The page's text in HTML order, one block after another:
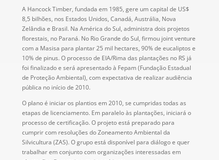
A Hancock Timber, fundada em 1985, gere um capital de US$
8,5 bilhões, nos Estados Unidos, Canadá, Austrália, Nova
Zelândia e Brasil. Na América do Sul, administra dois projetos
florestais, no Paraná. No Rio Grande do Sul, firmou joint venture
com a Masisa para plantar 25 mil hectares, 90% de eucaliptos e
10% de pinus. O processo de EIA/Rima das plantações no RS já
foi finalizado e será apresentado à Fepam (Fundação Estadual
de Proteção Ambiental), com expectativa de realizar audiência
pública no início de 2010.
O plano é iniciar os plantios em 2010, se cumpridas todas as
etapas de licenciamento. Em paralelo às plantações, iniciará o
processo de certificação. O projeto está preparado para
cumprir com resoluções do Zoneamento Ambiental da
Silvicultura (ZAS). O grupo está disponível para diálogo e quer
trabalhar em conjunto com organizações interessadas em